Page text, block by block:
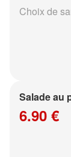
Choix de
Salade au
6.90 €